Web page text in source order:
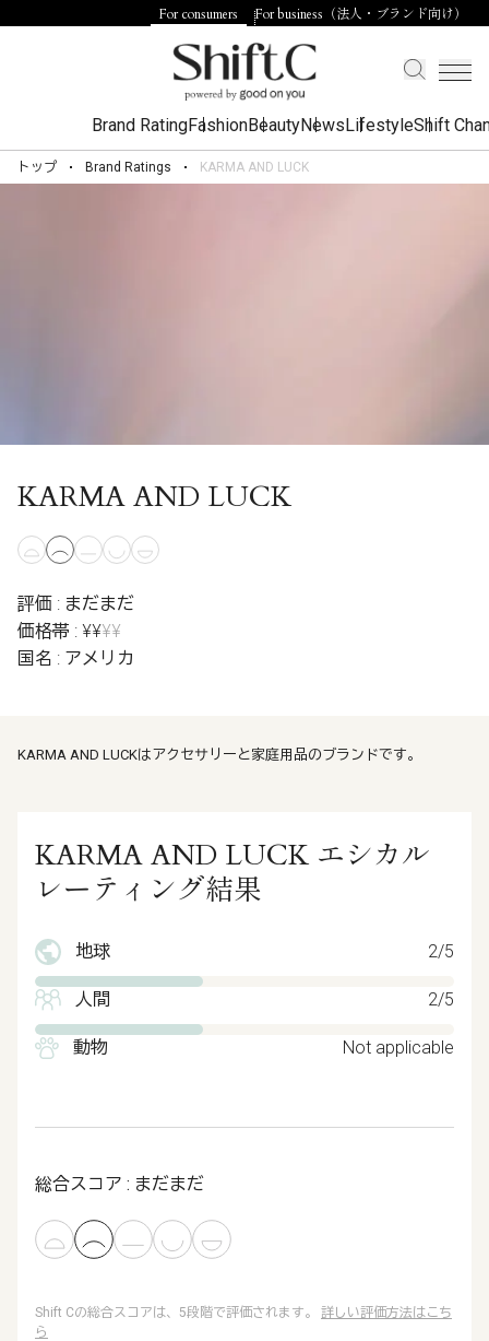
For consumers For business（法人・ブランド向け）
Brand RatingFashionBeautyNewsLifestyleShift
トップ Brand Ratings KARMA AND LUCK
KARMA AND LUCK
評価 : まだまだ
価格帯 : ¥¥¥¥
国名 : アメリカ
KARMA AND LUCKはアクセサリーと家庭用品のブランドです。
KARMA AND LUCK エシカル
レーティング結果
地球 2/5
人間 2/5
動物 Not applicable
総合スコア : まだまだ
Shift Cの総合スコアは、5段階で評価されます。 詳しい評価方法はこち
ら